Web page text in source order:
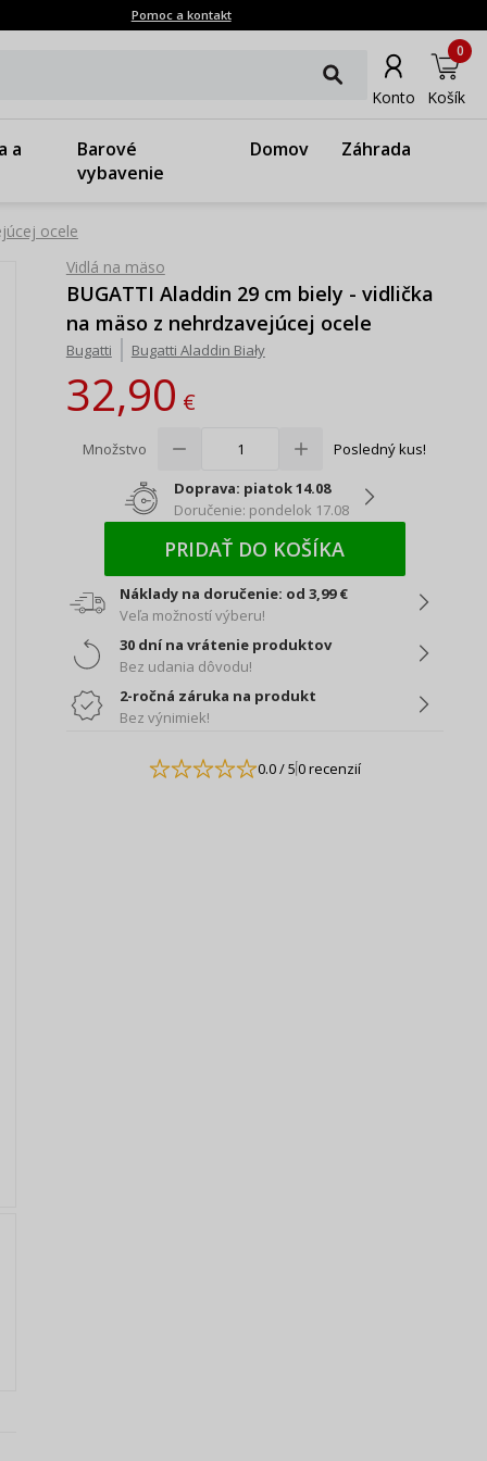
Pomoc a kontakt
Konto Košík
0
a
Barové
vybavenie
Domov Záhrada
ocele
Vidlá na mäso
BUGATTI Aladdin 29 cm biely - vidlička
na mäso z nehrdzavejúcej ocele
Bugatti Bugatti Aladdin Biały
32,90€
Množstvo Posledný kus!
Doprava: piatok 14.08
Doručenie: pondelok 17.08
PRIDAŤ DO KOŠÍKA
Náklady na doručenie: od 3,99 €
Veľa možností výberu!
30 dní na vrátenie produktov
Bez udania dôvodu!
2-ročná záruka na produkt
Bez výnimiek!
0.0/ 50 recenzií